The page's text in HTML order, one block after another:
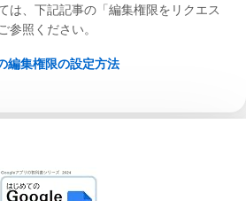
は、下記記事の「編集権限をリクエス
参照ください。
編集権限の設定方法